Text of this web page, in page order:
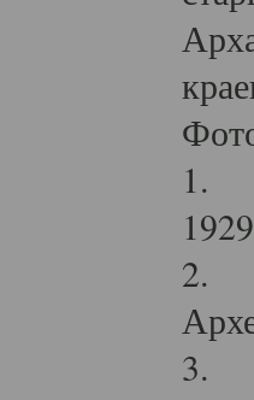
1.
2.
3.